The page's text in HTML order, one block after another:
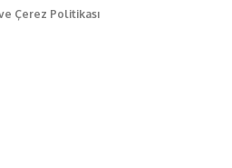
Çerez Politikası
Paşa Sok. No3/A Kadıköy İstanbul